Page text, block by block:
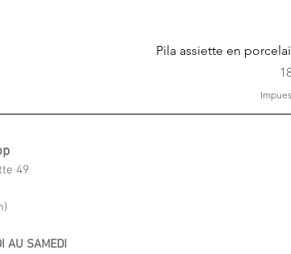
Pila assiette en
49
AU SAMEDI